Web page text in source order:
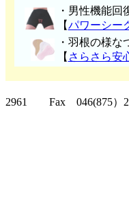
・男性機能回
【パワーシー
・ 羽根の様な
【 さらさら安
2961 Fax 046(875）